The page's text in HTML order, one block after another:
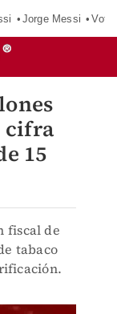
Jorge Messi
cifra
15
fiscal de
tabaco